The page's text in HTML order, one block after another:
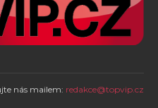
nás mailem: redakce@topvip.cz